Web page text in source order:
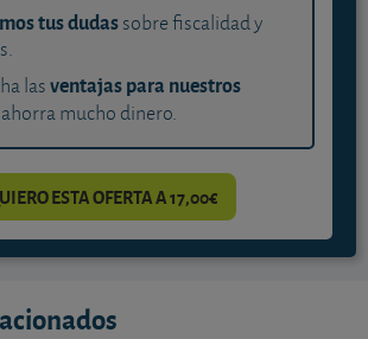
tus dudassobre fiscalidad y
lasventajas para nuestros
mucho dinero.
ESTA OFERTA A 17,00€